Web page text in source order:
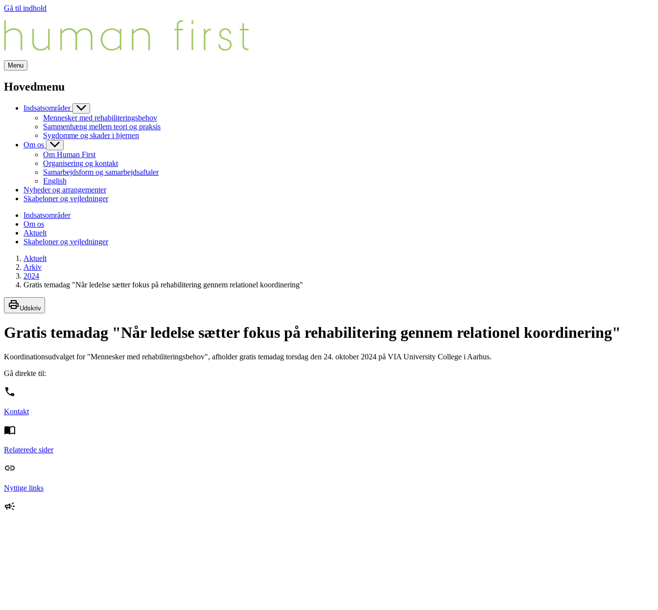
Gå til indhold
Menu
Hovedmenu
Indsatsområder
Mennesker med rehabiliteringsbehov
Sammenhæng mellem teori og praksis
Sygdomme og skader i hjernen
Om os
Om Human First
Organisering og kontakt
Samarbejdsform og samarbejdsaftaler
English
Nyheder og arrangementer
Skabeloner og vejledninger
Indsatsområder
Om os
Aktuelt
Skabeloner og vejledninger
Aktuelt
Arkiv
2024
Gratis temadag "Når ledelse sætter fokus på rehabilitering gennem relationel koordinering"
Udskriv
Gratis temadag "Når ledelse sætter fokus på rehabilitering gennem relationel koordinering"
Koordinationsudvalget for "Mennesker med rehabiliteringsbehov", afholder gratis temadag torsdag den 24. oktober 2024 på VIA University College i Aarhus.
Gå direkte til:
Kontakt
Relaterede sider
Nyttige links